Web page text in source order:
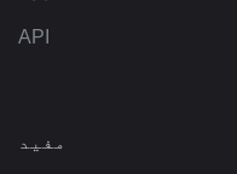
API
مفید